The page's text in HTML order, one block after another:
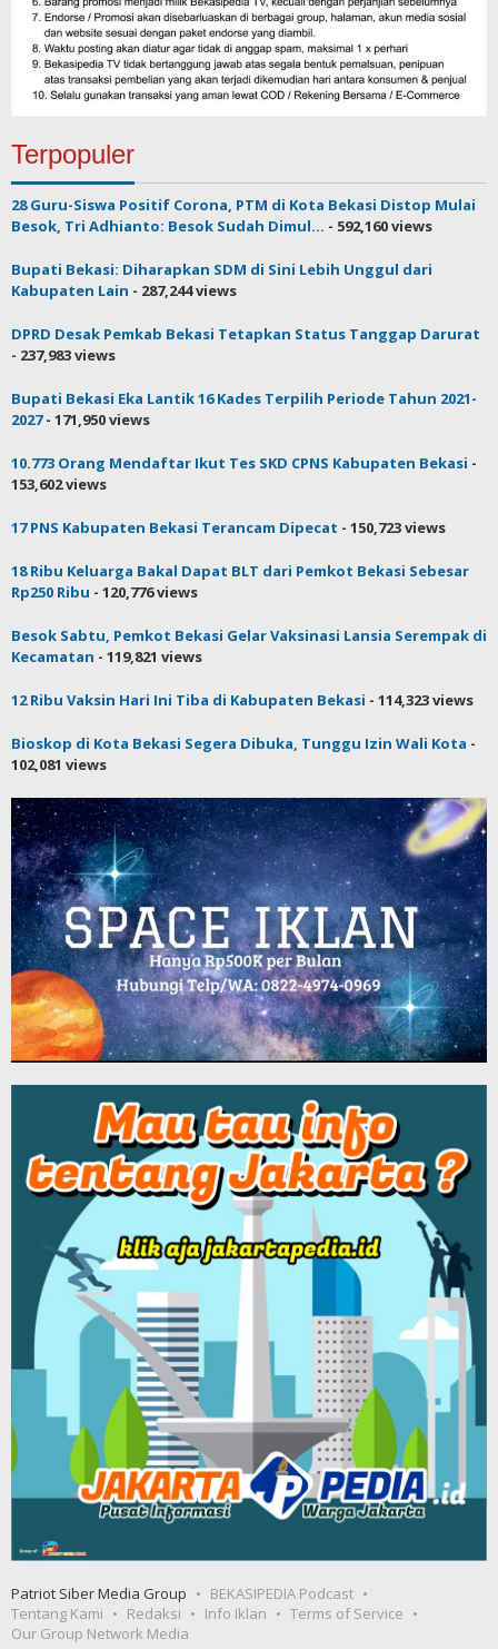
Terpopuler
28 Guru-Siswa Positif Corona, PTM di Kota Bekasi Distop Mulai
Besok, Tri Adhianto: Besok Sudah Dimul... - 592,160 views
Bupati Bekasi: Diharapkan SDM di Sini Lebih Unggul dari
Kabupaten Lain - 287,244 views
DPRD Desak Pemkab Bekasi Tetapkan Status Tanggap Darurat
- 237,983 views
Bupati Bekasi Eka Lantik 16 Kades Terpilih Periode Tahun 2021-
2027- 171,950 views
10.773 Orang Mendaftar Ikut Tes SKD CPNS Kabupaten Bekasi -
153,602 views
17 PNS Kabupaten Bekasi Terancam Dipecat - 150,723 views
18 Ribu Keluarga Bakal Dapat BLT dari Pemkot Bekasi Sebesar
Rp250 Ribu - 120,776 views
Besok Sabtu, Pemkot Bekasi Gelar Vaksinasi Lansia Serempak di
Kecamatan - 119,821 views
12 Ribu Vaksin Hari Ini Tiba di Kabupaten Bekasi - 114,323 views
Bioskop di Kota Bekasi Segera Dibuka, Tunggu Izin Wali Kota -
102,081 views
Patriot Siber Media Group
BEKASIPEDIA Podcast
Tentang Kami
Redaksi Info Iklan
Terms of Service
Our Group Network Media